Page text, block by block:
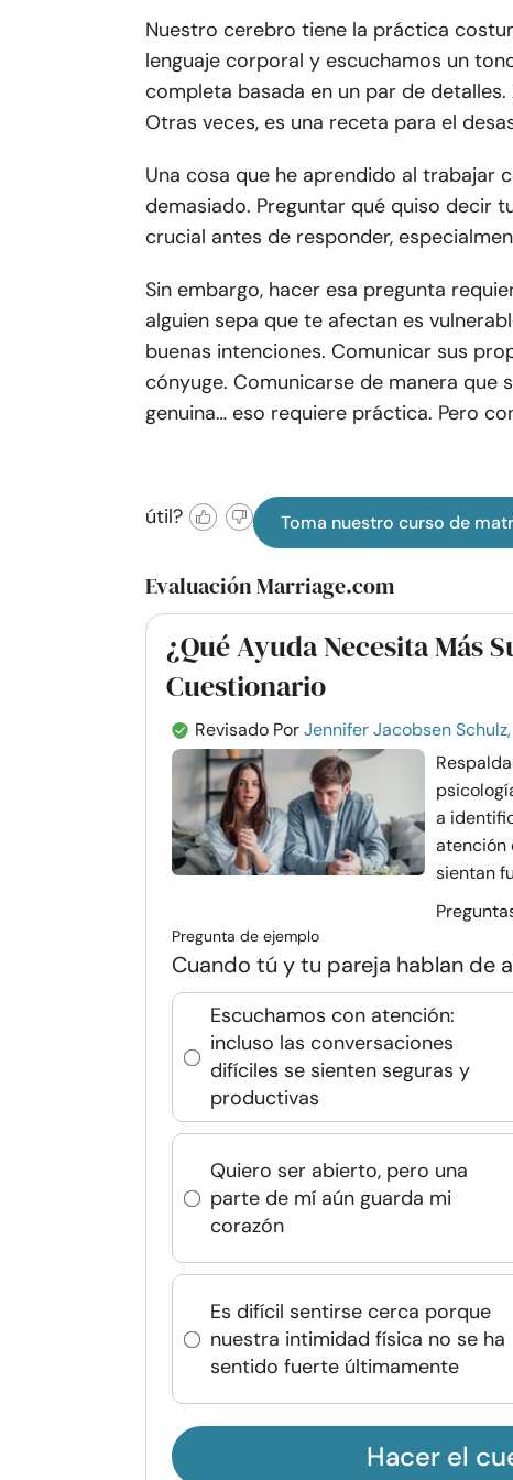
Nuestro cerebro tiene la práctica
lenguaje corporal y escuchamos un
completa basada en un par de
Otras veces, es una receta para el
Una cosa que he aprendido al trabajar
demasiado. Preguntar qué quiso decir
crucial antes de responder,
Sin embargo, hacer esa pregunta
alguien sepa que te afectan es
buenas intenciones. Comunicar sus
cónyuge. Comunicarse de manera que
genuina… eso requiere práctica. Pero
útil? Toma nuestro curso de
Evaluación Marriage.com
¿Qué Ayuda Necesita Más
Cuestionario
Revisado PorJennifer Jacobsen Schulz,
a
atención
sientan
Pregunta de ejemplo
Cuando tú y tu pareja hablan de
Escuchamos con atención:
incluso las conversaciones
difíciles se sienten seguras y
productivas
Quiero ser abierto, pero una
parte de mí aún guarda mi
corazón
Es difícil sentirse cerca porque
nuestra intimidad física no se ha
sentido fuerte últimamente
Hacer el